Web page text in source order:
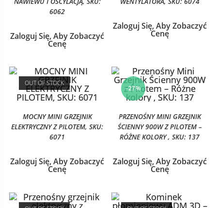
6062
Zaloguj Się, Aby Zobaczyć
Cenę
Zaloguj Się, Aby Zobaczyć
Cenę
OUT OF STOCK
MOCNY MINI GRZEJNIK
ELEKTRYCZNY Z PILOTEM, SKU:
6071
Zaloguj Się, Aby Zobaczyć
Cenę
-27%
PRZENOŚNY MINI GRZEJNIK
ŚCIENNY 900W Z PILOTEM –
RÓŻNE KOLORY , SKU: 137
Zaloguj Się, Aby Zobaczyć
Cenę